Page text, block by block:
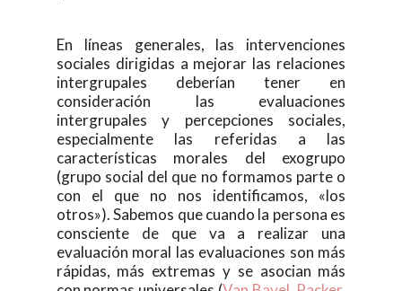
En líneas generales, las intervenciones
sociales dirigidas a mejorar las relaciones
intergrupales deberían tener en
consideración las evaluaciones
intergrupales y percepciones sociales,
especialmente las referidas a las
características morales del exogrupo
(grupo social del que no formamos parte o
con el que no nos identificamos, «los
otros»). Sabemos que cuando la persona es
consciente de que va a realizar una
evaluación moral las evaluaciones son más
rápidas, más extremas y se asocian más